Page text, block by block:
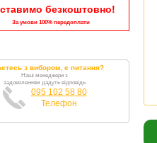
безкоштовно!
За умови 100% передоплати
з вибором, є питання?
Наші менеджери з
задоволенням дадуть відповідь
095 102 58 80
Телефон